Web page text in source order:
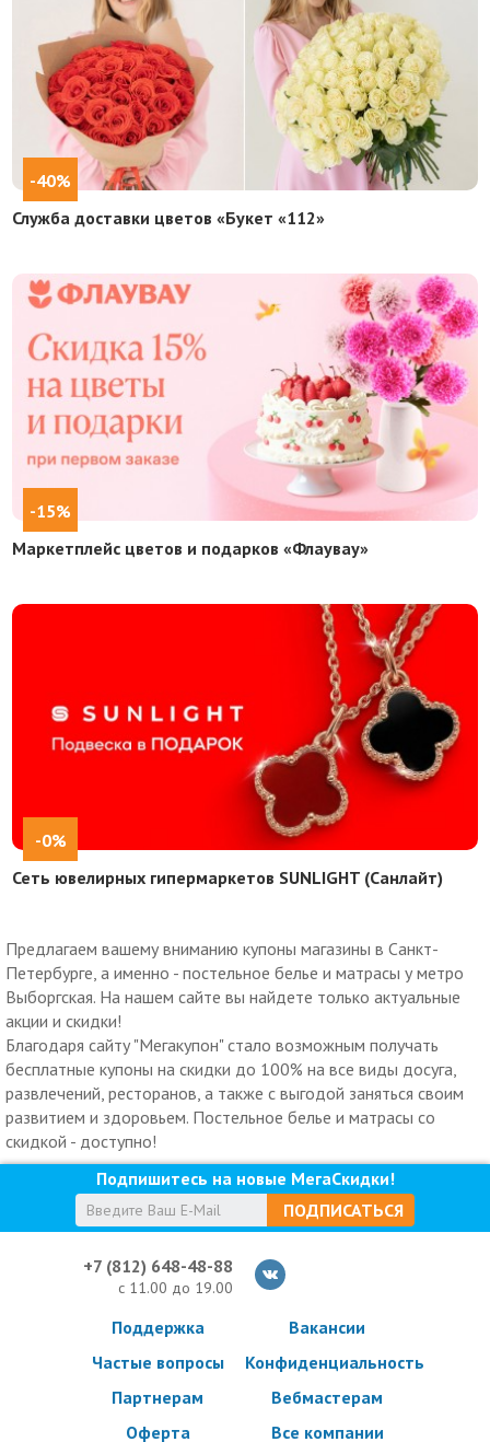
-40%
Служба доставки цветов «Букет «112»
-15%
Маркетплейс цветов и подарков «Флаувау»
-0%
Сеть ювелирных гипермаркетов SUNLIGHT (Санлайт)
Предлагаем вашему вниманию купоны магазины в Санкт-
Петербурге, а именно - постельное белье и матрасы у метро
Выборгская. На нашем сайте вы найдете только актуальные
акции и скидки!
Благодаря сайту "Мегакупон" стало возможным получать
бесплатные купоны на скидки до 100% на все виды досуга,
развлечений, ресторанов, а также с выгодой заняться своим
развитием и здоровьем. Постельное белье и матрасы со
скидкой - доступно!
Подпишитесь на новые МегаСкидки!
ПОДПИСАТЬСЯ
+7 (812) 648-48-88
с 11.00 до 19.00
Поддержка
Частые вопросы
Партнерам
Оферта
Вакансии
Конфиденциальность
Вебмастерам
Все компании